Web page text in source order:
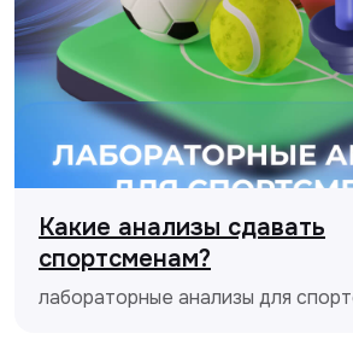
Какие анализы сдавать
спортсменам?
лабораторные анализы для